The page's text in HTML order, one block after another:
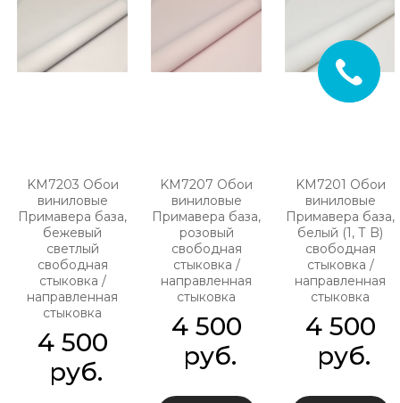
KM7203 Обои
виниловые
Примавера база,
бежевый
светлый
свободная
стыковка /
направленная
стыковка
4 500
руб.
KM7207 Обои
виниловые
Примавера база,
розовый
свободная
стыковка /
направленная
стыковка
4 500
руб.
KM7201 Обои
виниловые
Примавера база,
белый (1, Т B)
свободная
стыковка /
направленная
стыковка
4 500
руб.